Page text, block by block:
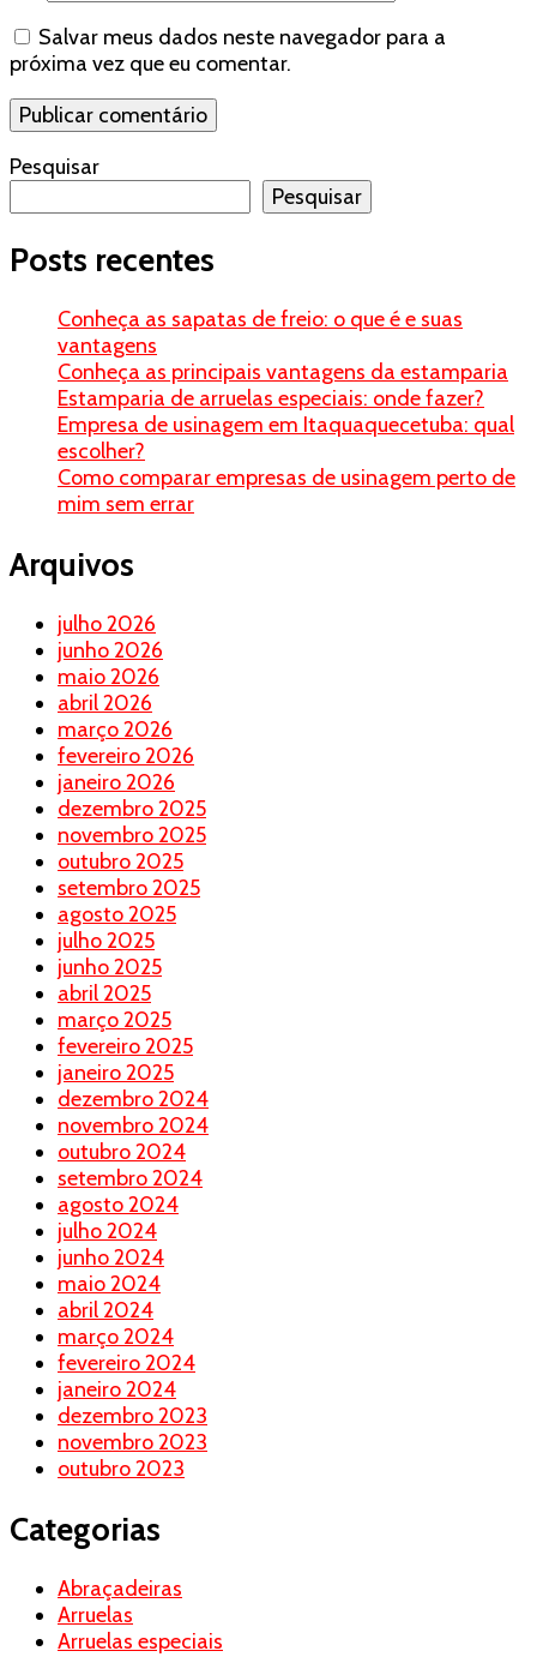
Salvar meus dados neste navegador para a
próxima vez que eu comentar.
Pesquisar
Pesquisar
Posts recentes
Conheça as sapatas de freio: o que é e suas
vantagens
Conheça as principais vantagens da estamparia
Estamparia de arruelas especiais: onde fazer?
Empresa de usinagem em Itaquaquecetuba: qual
escolher?
Como comparar empresas de usinagem perto de
mim sem errar
Arquivos
julho 2026
junho 2026
maio 2026
abril 2026
março 2026
fevereiro 2026
janeiro 2026
dezembro 2025
novembro 2025
outubro 2025
setembro 2025
agosto 2025
julho 2025
junho 2025
abril 2025
março 2025
fevereiro 2025
janeiro 2025
dezembro 2024
novembro 2024
outubro 2024
setembro 2024
agosto 2024
julho 2024
junho 2024
maio 2024
abril 2024
março 2024
fevereiro 2024
janeiro 2024
dezembro 2023
novembro 2023
outubro 2023
Categorias
Abraçadeiras
Arruelas
Arruelas especiais